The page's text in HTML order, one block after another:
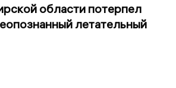
области потерпел
летательный